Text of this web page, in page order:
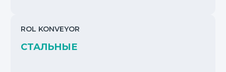
ROL KONVEYOR
СТАЛЬНЫЕ